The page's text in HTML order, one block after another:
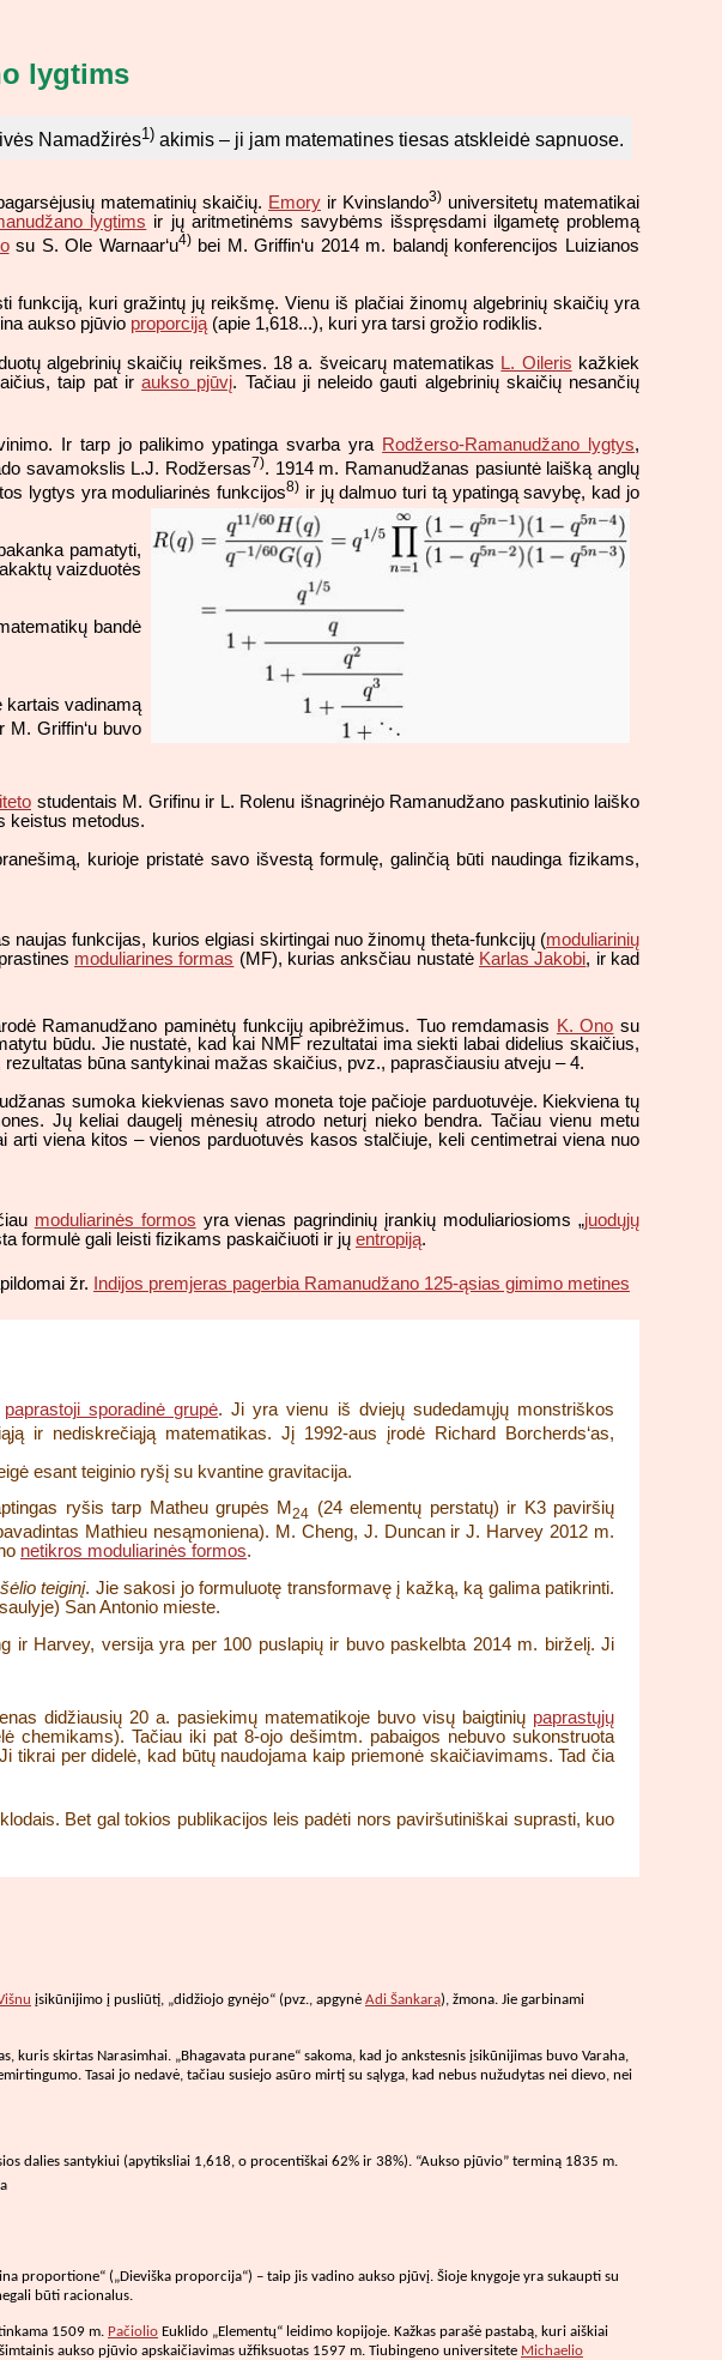
lygtims
Namadžirės1) akimis – ji jam matematines tiesas atskleidė sapnuose.
matematinių skaičių. Emory ir Kvinslando3) universitetų matematikai
lygtims ir jų aritmetinėms savybėms išspręsdami ilgametę problemą
su S. Ole Warnaar‘u4)bei M. Griffin‘u 2014 m. balandį konferencijos Luizianos
funkciją, kuri gražintų jų reikšmę. Vienu iš plačiai žinomų algebrinių skaičių yra
aukso pjūvio proporciją (apie 1,618...), kuri yra tarsi grožio rodiklis.
algebrinių skaičių reikšmes. 18 a. šveicarų matematikas L. Oileris kažkiek
taip pat iraukso pjūvį. Tačiau ji neleido gauti algebrinių skaičių nesančių
Ir tarp jo palikimo ypatinga svarba yra Rodžerso-Ramanudžano lygtys,
savamokslis L.J. Rodžersas7). 1914 m. Ramanudžanas pasiuntė laišką anglų
lygtys yra moduliarinės funkcijos8) ir jų dalmuo turi tą ypatingą savybę, kad jo
pamatyti,
vaizduotės
bandė
kartais vadinamą
M. Griffin‘u buvo
studentais M. Grifinu ir L. Rolenu išnagrinėjo Ramanudžano paskutinio laiško
keistus metodus.
kurioje pristatė savo išvestą formulę, galinčią būti naudinga fizikams,
naujas funkcijas, kurios elgiasi skirtingai nuo žinomų theta-funkcijų (moduliarinių
moduliarines formas (MF), kurias anksčiau nustatė Karlas Jakobi, ir kad
Ramanudžano paminėtų funkcijų apibrėžimus. Tuo remdamasis K. Ono su
būdu. Jie nustatė, kad kai NMF rezultatai ima siekti labai didelius skaičius,
būna santykinai mažas skaičius, pvz., paprasčiausiu atveju – 4.
sumoka kiekvienas savo moneta toje pačioje parduotuvėje. Kiekviena tų
Jų keliai daugelį mėnesių atrodo neturį nieko bendra. Tačiau vienu metu
viena kitos – vienos parduotuvės kasos stalčiuje, keli centimetrai viena nuo
moduliarinės formos yra vienas pagrindinių įrankių moduliariosioms „juodųjų
formulė gali leisti fizikams paskaičiuoti ir jų entropiją.
žr. Indijos premjeras pagerbia Ramanudžano 125-ąsias gimimo metines
paprastoji sporadinė grupė. Ji yra vienu iš dviejų sudedamųjų monstriškos
ir nediskrečiąją matematikas. Jį 1992-aus įrodė Richard Borcherds‘as,
esant teiginio ryšį su kvantine gravitacija.
ryšis tarp Matheu grupės M24 (24 elementų perstatų) ir K3 paviršių
Mathieu nesąmoniena). M. Cheng, J. Duncan ir J. Harvey 2012 m.
netikros moduliarinės formos.
teiginį. Jie sakosi jo formuluotę transformavę į kažką, ką galima patikrinti.
San Antonio mieste.
Harvey, versija yra per 100 puslapių ir buvo paskelbta 2014 m. birželį. Ji
didžiausių 20 a. pasiekimų matematikoje buvo visų baigtinių paprastųjų
chemikams). Tačiau iki pat 8-ojo dešimtm. pabaigos nebuvo sukonstruota
tikrai per didelė, kad būtų naudojama kaip priemonė skaičiavimams. Tad čia
Bet gal tokios publikacijos leis padėti nors paviršutiniškai suprasti, kuo
įsikūnijimo į pusliūtį, „didžiojo gynėjo“ (pvz., apgynė Adi Šankarą), žmona. Jie garbinami
kuris skirtas Narasimhai. „Bhagavata purane“ sakoma, kad jo ankstesnis įsikūnijimas buvo Varaha,
Tasai jo nedavė, tačiau susiejo asūro mirtį su sąlyga, kad nebus nužudytas nei dievo, nei
dalies santykiui (apytiksliai 1,618, o procentiškai 62% ir 38%). “Aukso pjūvio” terminą 1835 m.
proportione“ („Dieviška proporcija“) – taip jis vadino aukso pjūvį. Šioje knygoje yra sukaupti su
būti racionalus.
1509 m. Pačiolio Euklido „Elementų“ leidimo kopijoje. Kažkas parašė pastabą, kuri aiškiai
aukso pjūvio apskaičiavimas užfiksuotas 1597 m. Tiubingeno universitete Michaelio